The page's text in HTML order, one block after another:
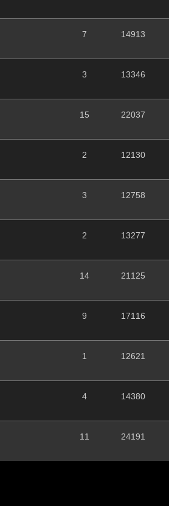
7 14913
3 13346
15 22037
2 12130
3 12758
2 13277
14 21125
9 17116
1 12621
4 14380
11 24191